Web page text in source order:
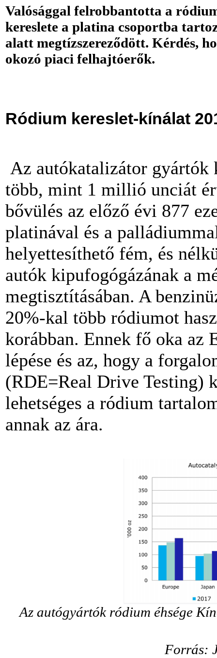
Valósággal felrobbantotta a
kereslete a platina csoportba
alatt megtízszereződött. Kérdés,
okozó piaci felhajtóerők.
Ródium kereslet-kínálat
Az autókatalizátor
több, mint 1 millió unciát
bővülés az előző évi 877
platinával és a
helyettesíthető fém, és
autók kipufogógázának a
megtisztításában. A
20%-kal több ródiumot
korábban. Ennek fő oka az
lépése és az, hogy a
(RDE=Real Drive Testing)
lehetséges a ródium
annak az ára.
Az autógyártók ródium éhsége
Forrás: